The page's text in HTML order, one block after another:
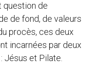
question de
de fond, de valeurs
procès, ces deux
incarnées par deux
Jésus et Pilate.